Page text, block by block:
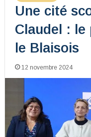
Une cité
Claudel :
le Blaisois
12 novembre 2024